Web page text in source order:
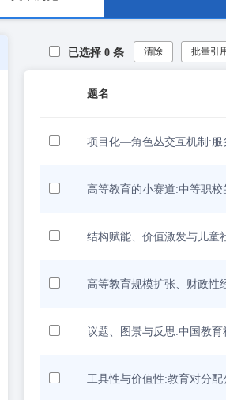
已选择 0 条 清除 批量引
题名
项目化—角色丛交互机制:服
高等教育的小赛道:中等职
结构赋能、价值激发与儿童
高等教育规模扩张、财政性
议题、图景与反思:中国教育
工具性与价值性:教育对分配